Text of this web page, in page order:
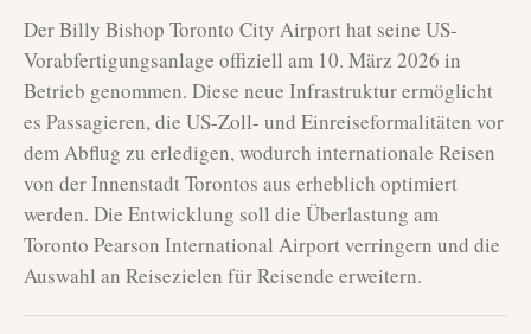
Der Billy Bishop Toronto City Airport hat seine US-
Vorabfertigungsanlage offiziell am 10. März 2026 in
Betrieb genommen. Diese neue Infrastruktur ermöglicht
es Passagieren, die US-Zoll- und Einreiseformalitäten vor
dem Abflug zu erledigen, wodurch internationale Reisen
von der Innenstadt Torontos aus erheblich optimiert
werden. Die Entwicklung soll die Überlastung am
Toronto Pearson International Airport verringern und die
Auswahl an Reisezielen für Reisende erweitern.